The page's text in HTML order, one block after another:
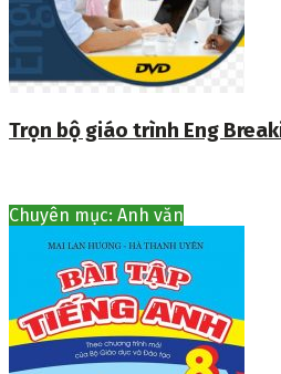
Trọn bộ giáo trình Eng
Chuyên mục: Anh văn